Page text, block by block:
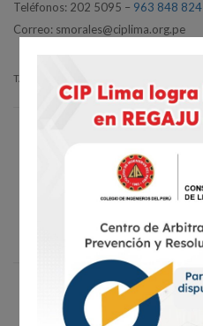
Teléfonos: 202 5095 – 963 848 824
Correo: smorales@ciplima.org.pe
TAGS:
Conferencia: «CASUÍSTICA
SEGUIMIENTO JRD Y